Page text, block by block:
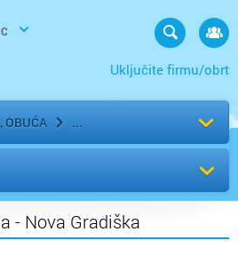
Uključite firmu/obrt
OBUĆA
- Nova Gradiška